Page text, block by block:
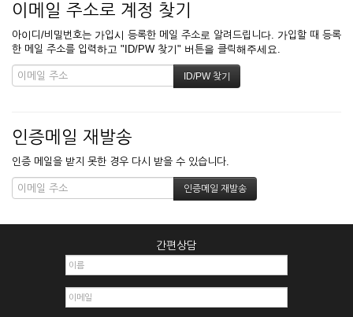
이메일 주소로 계정 찾기
아이디/비밀번호는 가입시 등록한 메일 주소로 알려드립니다. 가입할 때 등록
한 메일 주소를 입력하고 "ID/PW 찾기" 버튼을 클릭해주세요.
인증메일 재발송
인증 메일을 받지 못한 경우 다시 받을 수 있습니다.
간편상담